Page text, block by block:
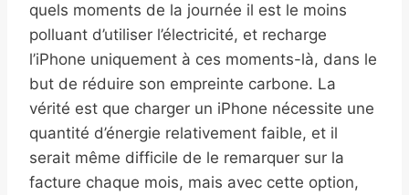
quels moments de la journée il est le moins
polluant d’utiliser l’électricité, et recharge
l’iPhone uniquement à ces moments-là, dans le
but de réduire son empreinte carbone. La
vérité est que charger un iPhone nécessite une
quantité d’énergie relativement faible, et il
serait même difficile de le remarquer sur la
facture chaque mois, mais avec cette option,